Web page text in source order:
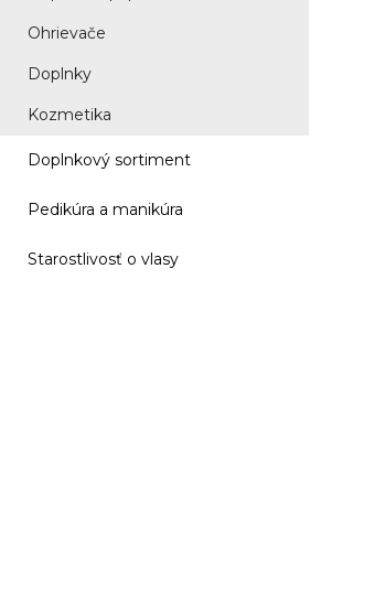
Ohrievače
Doplnky
Kozmetika
Doplnkový sortiment
Pedikúra a manikúra
Starostlivosť o vlasy